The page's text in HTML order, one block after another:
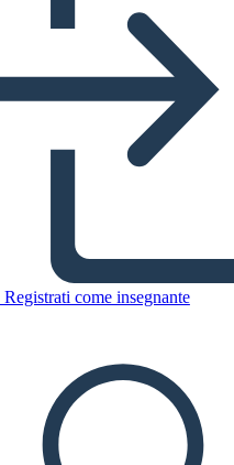
Registrati come insegnante
Storyboard
STORYBOARD
LEGGIMI